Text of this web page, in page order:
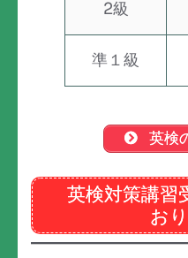
2級
準１級
英検
英検対策講習
お